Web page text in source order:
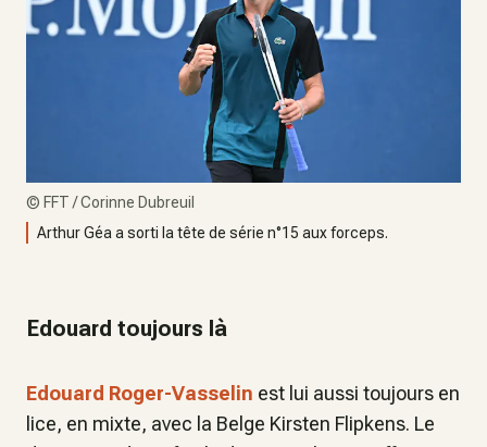
© FFT / Corinne Dubreuil
Arthur Géa a sorti la tête de série n°15 aux forceps.
Edouard toujours là
Edouard Roger-Vasselin est lui aussi toujours en
lice, en mixte, avec la Belge Kirsten Flipkens. Le